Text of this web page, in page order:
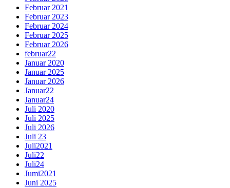
Februar 2021
Februar 2023
Februar 2024
Februar 2025
Februar 2026
februar22
Januar 2020
Januar 2025
Januar 2026
Januar22
Januar24
Juli 2020
Juli 2025
Juli 2026
Juli 23
Juli2021
Juli22
Juli24
Jumi2021
Juni 2025